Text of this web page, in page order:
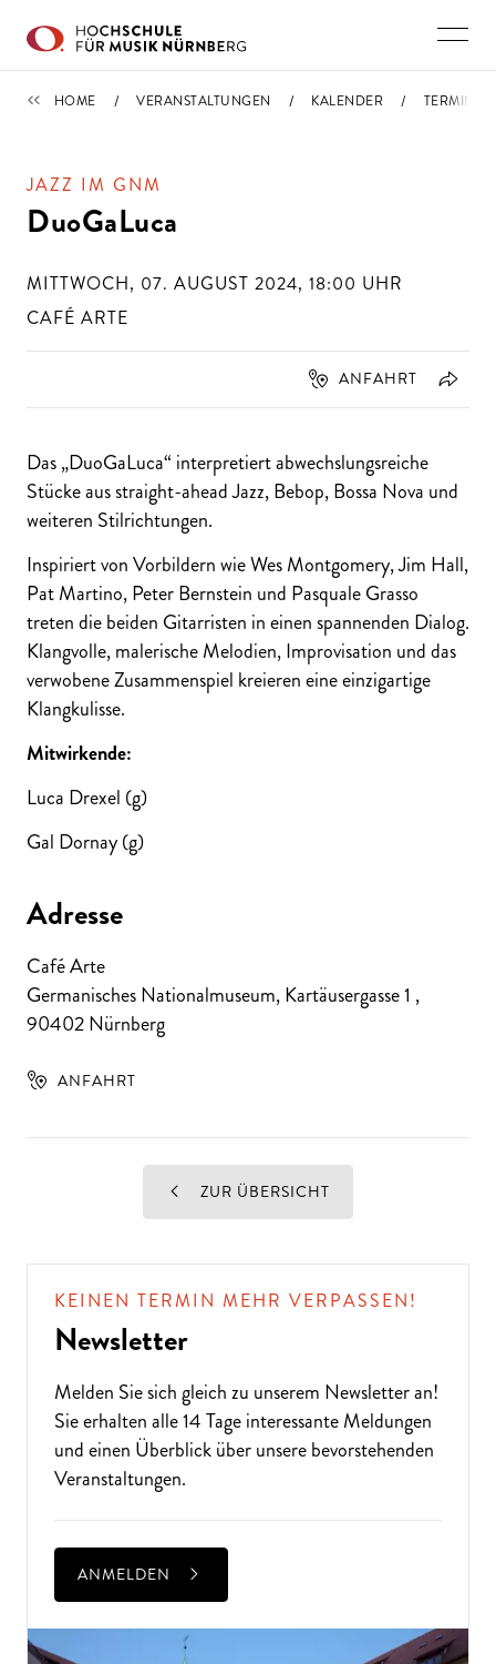
TERMINE
HOME VERANSTALTUNGEN KALENDER TERMIN
JAZZ IM GNM
DuoGaLuca
MITTWOCH, 07. AUGUST 2024, 18:00 UHR
CAFÉ ARTE
ANFAHRT
Das „DuoGaLuca“ interpretiert abwechslungsreiche
Stücke aus straight-ahead Jazz, Bebop, Bossa Nova und
weiteren Stilrichtungen.
Inspiriert von Vorbildern wie Wes Montgomery, Jim Hall,
Pat Martino, Peter Bernstein und Pasquale Grasso
treten die beiden Gitarristen in einen spannenden Dialog.
Klangvolle, malerische Melodien, Improvisation und das
verwobene Zusammenspiel kreieren eine einzigartige
Klangkulisse.
Mitwirkende:
Luca Drexel (g)
Gal Dornay (g)
Adresse
Café Arte
Germanisches Nationalmuseum, Kartäusergasse 1 ,
90402Nürnberg
ANFAHRT
ZUR ÜBERSICHT
KEINEN TERMIN MEHR VERPASSEN!
Newsletter
Melden Sie sich gleich zu unserem Newsletteran!
Sie erhalten alle 14 Tage interessante Meldungen
und einen Überblick über unsere bevorstehenden
Veranstaltungen.
ANMELDEN